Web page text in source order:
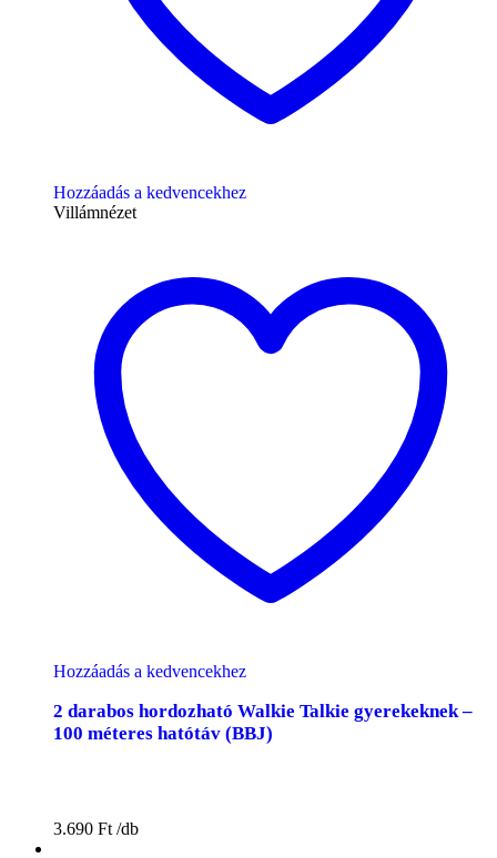
Hozzáadás a kedvencekhez
Villámnézet
Hozzáadás a kedvencekhez
2 darabos hordozható Walkie Talkie gyerekeknek –
100 méteres hatótáv (BBJ)
3.690 Ft